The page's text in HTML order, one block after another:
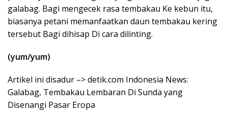
galabag. Bagi mengecek rasa tembakau Ke kebun itu,
biasanya petani memanfaatkan daun tembakau kering
tersebut Bagi dihisap Di cara dilinting.
(yum/yum)
Artikel ini disadur –> detik.com Indonesia News:
Galabag, Tembakau Lembaran Di Sunda yang
Disenangi Pasar Eropa